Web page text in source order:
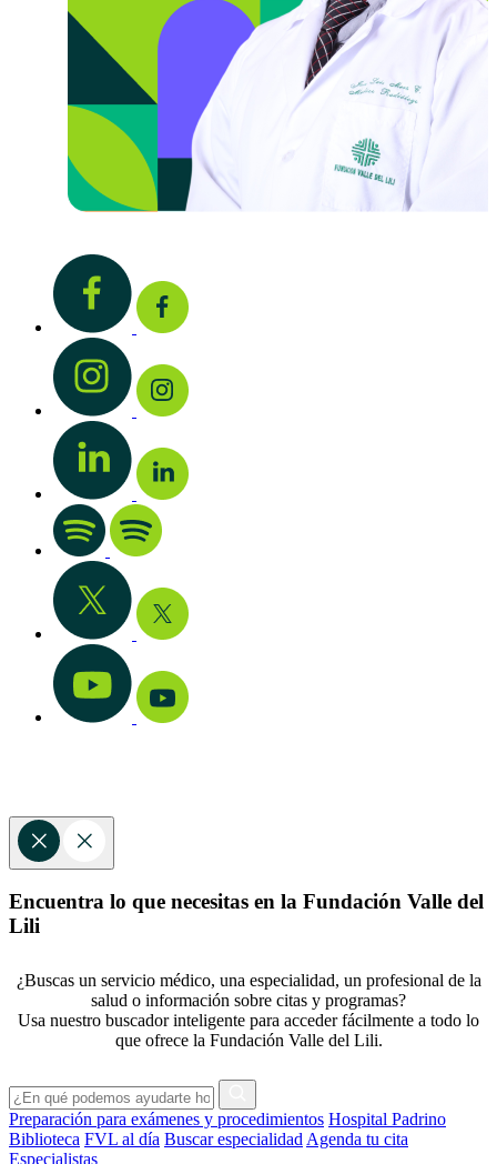
Encuentra lo que necesitas en la Fundación Valle del
Lili
¿Buscas un servicio médico, una especialidad, un profesional de la
salud o información sobre citas y programas?
Usa nuestro buscador inteligente para acceder fácilmente a todo lo
que ofrece la Fundación Valle del Lili.
Preparación para exámenes y procedimientos Hospital Padrino
Biblioteca FVL al día Buscar especialidad Agenda tu cita
Especialistas